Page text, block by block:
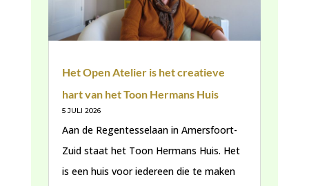
Het Open Atelier is het creatieve
hart van het Toon Hermans Huis
5 JULI 2026
Aan de Regentesselaan in Amersfoort-
Zuid staat het Toon Hermans Huis. Het
is een huis voor iedereen die te maken